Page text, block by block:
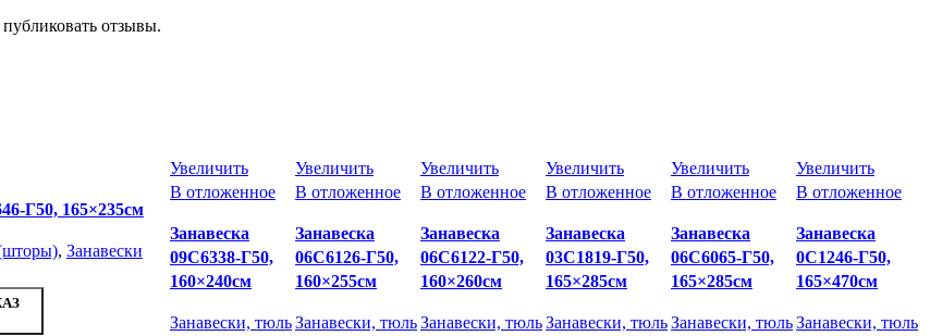
отзывы.
Г50, 165×235см
, Занавески
Увеличить
В отложенное
Занавеска
09С6338-Г50,
160×240см
Занавески, тюль
Увеличить
В отложенное
Занавеска
06С6126-Г50,
160×255см
Занавески, тюль
Увеличить
В отложенное
Занавеска
06С6122-Г50,
160×260см
Занавески, тюль
Увеличить
В отложенное
Занавеска
03С1819-Г50,
165×285см
Занавески, тюль
Увеличить
В отложенное
Занавеска
06С6065-Г50,
165×285см
Занавески, тюль
Увеличить
В отложенное
Занавеска
0С1246-Г50,
165×470см
Занавески, тюль